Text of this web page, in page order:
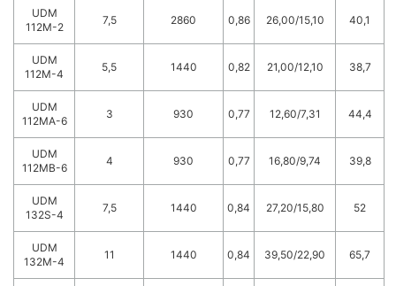
UDM
112M-2
7,5 2860 0,86 26,00/15,10 40,1
UDM
112M-4
5,5 1440 0,82 21,00/12,10 38,7
UDM
112MA-6
3 930 0,77 12,60/7,31 44,4
UDM
112MB-6
4 930 0,77 16,80/9,74 39,8
UDM
132S-4
7,5 1440 0,84 27,20/15,80 52
UDM
132M-4
11 1440 0,84 39,50/22,90 65,7